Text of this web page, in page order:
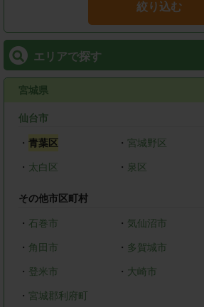
絞り込む
エリアで探す
宮城県
仙台市
・ 青葉区 ・ 宮城野区
・ 太白区 ・ 泉区
その他市区町村
・ 石巻市 ・ 気仙沼市
・ 角田市 ・ 多賀城市
・ 登米市 ・ 大崎市
・ 宮城郡利府町